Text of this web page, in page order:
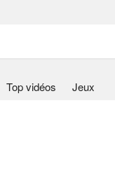
Top vidéos Jeux